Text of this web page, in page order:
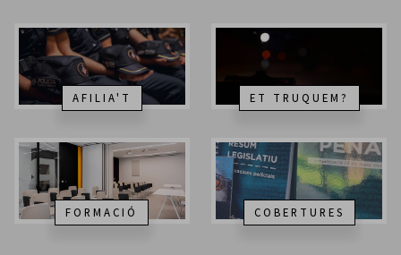
AFILIA'T ET TRUQUEM?
FORMACIÓ COBERTURES